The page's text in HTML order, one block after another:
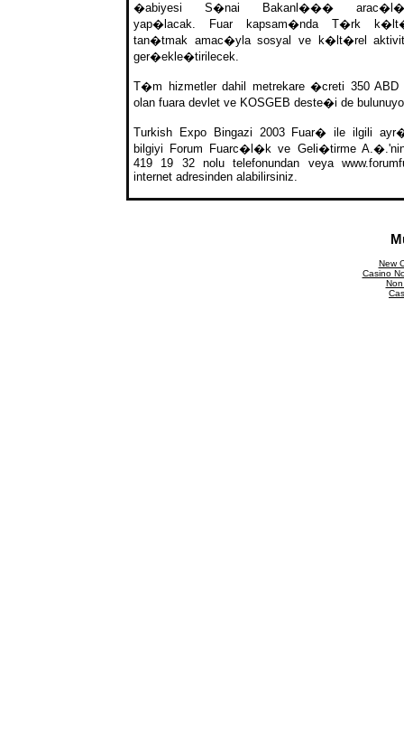
�abiyesi S�nai Bakanl���
yap�lacak. Fuar kapsam�nda T�rk
tan�tmak amac�yla sosyal ve k�lt�rel
ger�ekle�tirilecek.
T�m hizmetler dahil metrekare �creti 350
olan fuara devlet ve KOSGEB deste�i de
Turkish Expo Bingazi 2003 Fuar� ile ilgili
bilgiyi Forum Fuarc�l�k ve Geli�tirme
419 19 32 nolu telefonundan veya
internet adresinden alabilirsiniz.
New
Casino